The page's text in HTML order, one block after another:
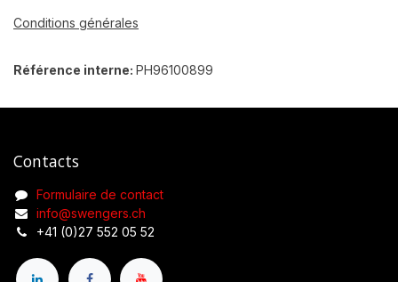
Conditions générales
Référence interne: PH96100899
Contacts
Formulaire de contact
info@swengers.ch
+41 (0)27 552 05 52